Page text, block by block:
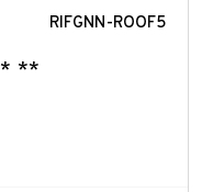
RIFGNN-ROOF5
* **